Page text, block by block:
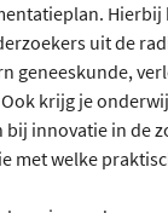
uit de
geneeskunde,
krijg je
innovatie in de
met welke